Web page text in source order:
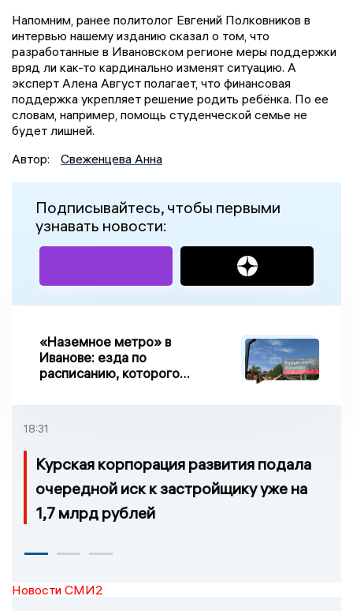
Напомним, ранее политолог Евгений Полковников в
интервью нашему изданию сказал о том, что
разработанные в Ивановском регионе меры поддержки
вряд ли как-то кардинально изменят ситуацию. А
эксперт Алена Август полагает, что финансовая
поддержка укрепляет решение родить ребёнка. По ее
словам, например, помощь студенческой семье не
будет лишней.
Автор:
Свеженцева Анна
Подписывайтесь, чтобы первыми
узнавать новости:
«Наземное метро» в
Иванове: езда по
расписанию, которого
18:31
Курская корпорация развития подала
очередной иск к застройщику уже на
1,7 млрд рублей
Новости СМИ2